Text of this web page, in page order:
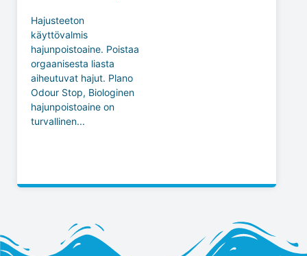
Hajusteeton
käyttövalmis
hajunpoistoaine. Poistaa
orgaanisesta liasta
aiheutuvat hajut. Plano
Odour Stop, Biologinen
hajunpoistoaine on
turvallinen...